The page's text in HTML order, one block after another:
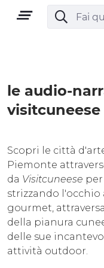
TERRITORIO
OUTDOOR
CULTURA
NATURA E
le audio-
visitcuneese
Scopri le città
Piemonte
da Visitcuneese per
strizzando
gourmet,
della pianura
delle sue
attività outdoor.